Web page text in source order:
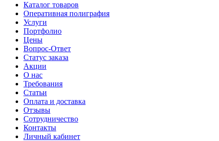
Каталог товаров
Оперативная полиграфия
Услуги
Портфолио
Цены
Вопрос-Ответ
Статус заказа
Акции
О нас
Требования
Статьи
Оплата и доставка
Отзывы
Сотрудничество
Контакты
Личный кабинет